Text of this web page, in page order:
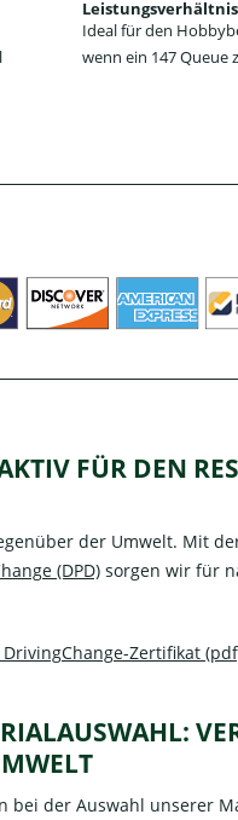
Leistungsverhältnis
Ideal für den
wenn ein 147 Queue
FÜR DEN
der Umwelt. Mit
(DPD)sorgen wir für
DrivingChange-Zertifikat
bei der Auswahl unserer